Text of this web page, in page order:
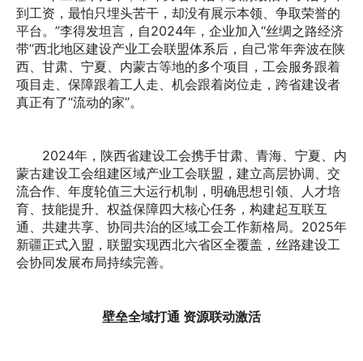
到工资，最怕只埋头苦干，却没有展示本领、争取荣誉的
平台。”李得发坦言，自2024年，企业加入“丝绸之路经济
带”西北地区建设产业工会联盟体系后，自己常年奔波在陕
西、甘肃、宁夏、内蒙古等地的多个项目，工会服务跟着
项目走、保障跟着工人走、机会跟着岗位走，跨省建设者
真正有了“流动的家”。
2024年，陕西省建设工会携手甘肃、青海、宁夏、内
蒙古建设工会组建区域产业工会联盟，建立高层协调、交
流合作、年度轮值三大运行机制，明确思想引领、人才培
育、技能提升、权益保障四大核心任务，构建起互联互
通、共建共享、协同共治的区域工会工作新格局。2025年
新疆正式入盟，联盟实现西北六省区全覆盖，丝路建设工
会协同发展布局持续完善。
壁垒全域打通 资源联动激活